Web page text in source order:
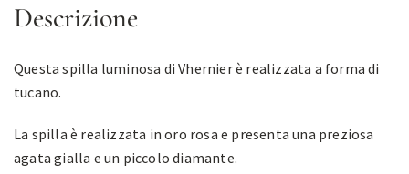
Descrizione
Questa spilla luminosa di Vhernier è realizzata a forma di
tucano.
La spilla è realizzata in oro rosa e presenta una preziosa
agata gialla e un piccolo diamante.